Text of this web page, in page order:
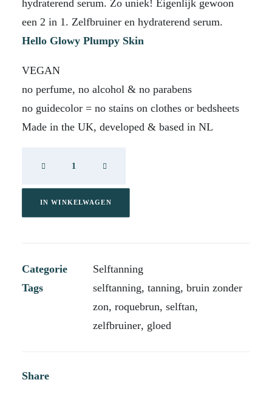
hydraterend serum. Zo uniek! Eigenlijk gewoon
een 2 in 1. Zelfbruiner en hydraterend serum.
Hello Glowy Plumpy Skin
VEGAN
no perfume, no alcohol & no parabens
no guidecolor = no stains on clothes or bedsheets
Made in the UK, developed & based in NL
IN WINKELWAGEN
Categorie
Selftanning
Tags
selftanning, tanning, bruin zonder
zon, roquebrun, selftan,
zelfbruiner, gloed
Share